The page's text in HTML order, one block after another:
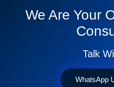
We Are Your
Talk
WhatsApp